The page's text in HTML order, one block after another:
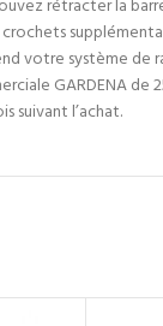
rétracter la
votre système de
GARDENA de
suivant l’achat.